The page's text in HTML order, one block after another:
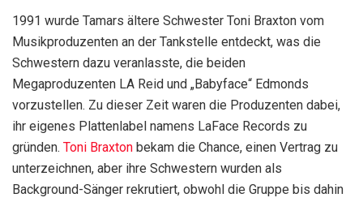
1991 wurde Tamars ältere Schwester Toni Braxton vom
Musikproduzenten an der Tankstelle entdeckt, was die
Schwestern dazu veranlasste, die beiden
Megaproduzenten LA Reid und „Babyface“ Edmonds
vorzustellen. Zu dieser Zeit waren die Produzenten dabei,
ihr eigenes Plattenlabel namens LaFace Records zu
gründen. Toni Braxton bekam die Chance, einen Vertrag zu
unterzeichnen, aber ihre Schwestern wurden als
Background-Sänger rekrutiert, obwohl die Gruppe bis dahin